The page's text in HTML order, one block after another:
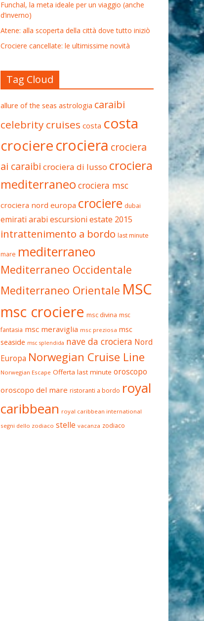
Funchal, la meta ideale per un viaggio (anche
d’inverno)
Atene: alla scoperta della città dove tutto iniziò
Crociere cancellate: le ultimissime novità
Tag Cloud
allure of the seas astrologia caraibi
celebrity cruises costa costa
crocierecrociera crociera
ai caraibi crociera di lusso crociera
mediterraneo crociera msc
crociera nord europa crociere dubai
emirati arabi escursioni estate 2015
intrattenimento a bordo last minute
mare mediterraneo
Mediterraneo Occidentale
Mediterraneo Orientale MSC
msc crociere msc divina msc
fantasia msc meraviglia msc preziosa msc
seaside msc splendida nave da crociera Nord
Europa Norwegian Cruise Line
Norwegian Escape Offerta last minute oroscopo
oroscopo del mare ristoranti a bordo royal
caribbean royal caribbean international
segni dello zodiaco stelle vacanza zodiaco